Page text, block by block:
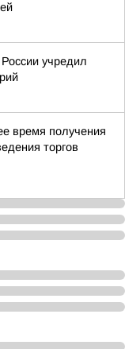
учредил
время получения
торгов